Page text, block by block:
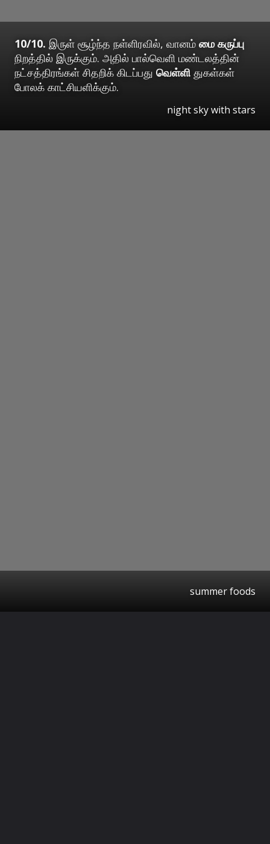
10/10. இருள் சூழ்ந்த நள்ளிரவில், வானம் மை கருப்பு
நிறத்தில் இருக்கும். அதில் பால்வெளி மண்டலத்தின்
நட்சத்திரங்கள் சிதறிக் கிடப்பது வெள்ளி துகள்கள்
போலக் காட்சியளிக்கும்.
night sky with stars
summer foods